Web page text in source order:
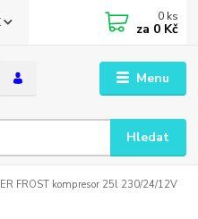
Menu
Hledat
0 ks
za 0 Kč
FROST kompresor 25l 230/24/12V